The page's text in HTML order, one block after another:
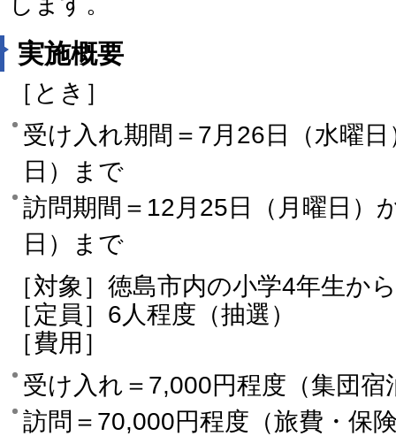
実施概要
［とき］
受け入れ期間＝7月26日（水曜
日）まで
訪問期間＝12月25日（月曜日）
日）まで
［対象］徳島市内の小学4年生か
［定員］6人程度（抽選）
［費用］
受け入れ＝7,000円程度（集団宿
訪問＝70,000円程度（旅費・保